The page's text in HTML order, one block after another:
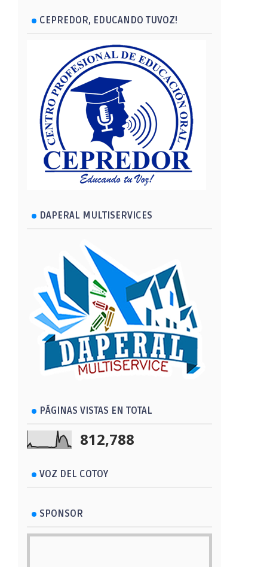
CEPREDOR, EDUCANDO TUVOZ!
DAPERAL MULTISERVICES
PÁGINAS VISTAS EN TOTAL
812,788
VOZ DEL COTOY
SPONSOR